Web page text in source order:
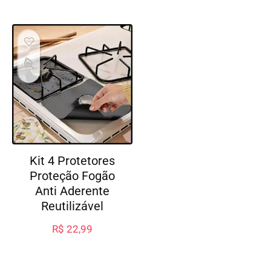
Kit 4 Protetores
Proteção Fogão
Anti Aderente
Reutilizável
R$ 22,99